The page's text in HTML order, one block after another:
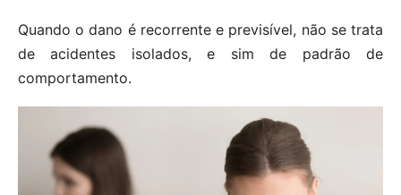
Quando o dano é recorrente e previsível, não se trata
de acidentes isolados, e sim de padrão de
comportamento.